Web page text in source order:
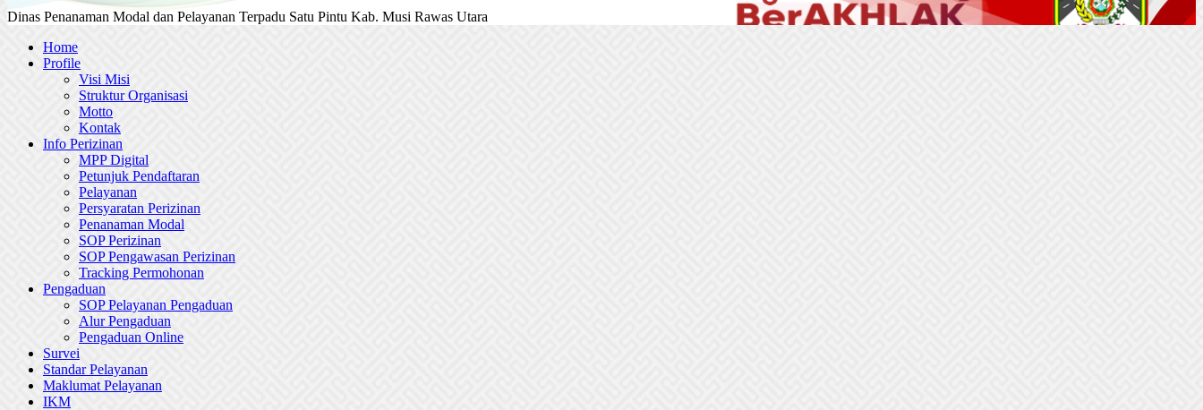
Dinas Penanaman Modal dan Pelayanan Terpadu Satu Pintu Kab. Musi Rawas Utara
Home
Profile
Visi Misi
Struktur Organisasi
Motto
Kontak
Info Perizinan
MPP Digital
Petunjuk Pendaftaran
Pelayanan
Persyaratan Perizinan
Penanaman Modal
SOP Perizinan
SOP Pengawasan Perizinan
Tracking Permohonan
Pengaduan
SOP Pelayanan Pengaduan
Alur Pengaduan
Pengaduan Online
Survei
Standar Pelayanan
Maklumat Pelayanan
IKM